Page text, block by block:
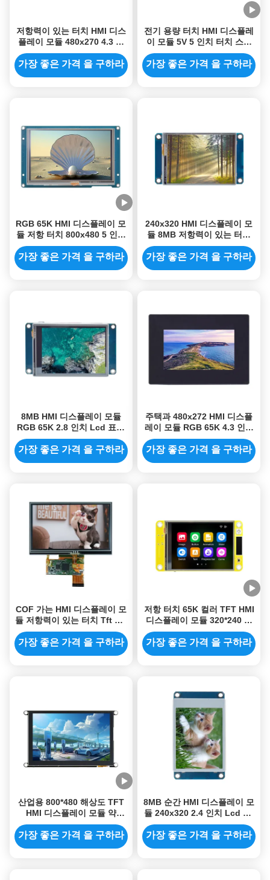
저항력이 있는 터치 HMI 디스
플레이 모듈 480x270 4.3 인
치 Tft 디스플레이 서포트 비
디오 재생
가장 좋은 가격 을 구하라
전기 용량 터치 HMI 디스플레
이 모듈 5V 5 인치 터치 스크
린 디스플레이 800x480
가장 좋은 가격 을 구하라
RGB 65K HMI 디스플레이 모
듈 저항 터치 800x480 5 인치
LCD 스크린 모듈
가장 좋은 가격 을 구하라
240x320 HMI 디스플레이 모
듈 8MB 저항력이 있는 터치
Lcd 2.4 인치 코드 무료 폰트
이미지
가장 좋은 가격 을 구하라
8MB HMI 디스플레이 모듈
RGB 65K 2.8 인치 Lcd 표시
코드 무료 폰트 이미지를 번쩍
이세요
가장 좋은 가격 을 구하라
주택과 480x272 HMI 디스플
레이 모듈 RGB 65K 4.3 인치
전기 용량 터치 스크린
가장 좋은 가격 을 구하라
COF 가는 HMI 디스플레이 모
듈 저항력이 있는 터치 Tft 4.3
인치 직렬 포트 화면 800x480
가장 좋은 가격 을 구하라
저항 터치 65K 컬러 TFT HMI
디스플레이 모듈 320*240 픽
셀 해상도 5V 운영 전압
가장 좋은 가격 을 구하라
산업용 800*480 해상도 TFT
HMI 디스플레이 모듈 약
320mA 전력 소비
가장 좋은 가격 을 구하라
8MB 순간 HMI 디스플레이 모
듈 240x320 2.4 인치 Lcd Tft
표시 코드 무료 폰트 이미지
가장 좋은 가격 을 구하라